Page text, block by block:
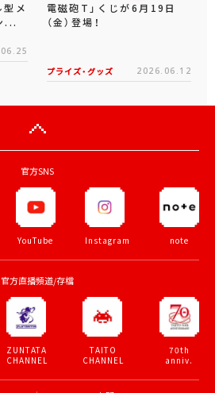
型メ
...
電磁砲T」くじが6月19日
（金）登場！
プライズ・グッズ 2026.06.12
官方SNS
YouTube Instagram note
官方直播頻道/存檔
ZUNTATA
CHANNEL
TAITO
CHANNEL
70th
anniv.